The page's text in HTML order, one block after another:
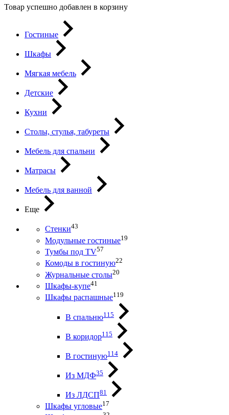
Товар успешно добавлен в корзину
Гостиные
Шкафы
Мягкая мебель
Детские
Кухни
Столы, стулья, табуреты
Мебель для спальни
Матрасы
Мебель для ванной
Еще
Стенки43
Модульные гостиные19
Тумбы под ТV57
Комоды в гостиную22
Журнальные столы20
Шкафы-купе41
Шкафы распашные119
В спальню115
В коридор115
В гостиную114
Из МДФ35
Из ЛДСП81
Шкафы угловые17